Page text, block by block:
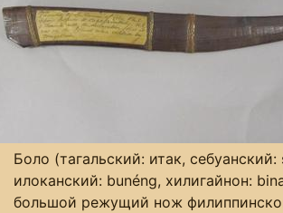
Боло (тагальский: итак, себуанский:
илоканский: bunéng, хилигайнон:
большой режущий нож